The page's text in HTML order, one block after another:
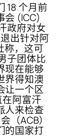
18 个月前
会 (ICC)
政府对女
出针对阿
称，这可
子团体比
现在能够
界得知澳
让一个区
在阿富汗
人来检查
（ACB）
的国家打